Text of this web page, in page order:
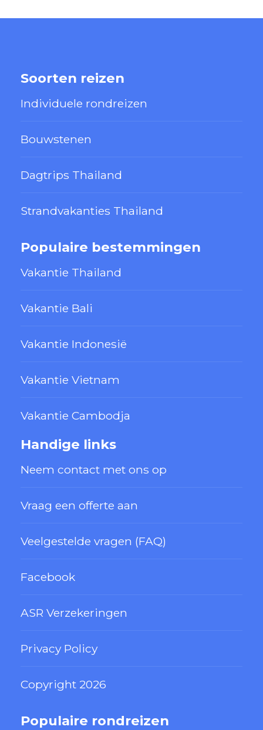
Soorten reizen
Individuele rondreizen
Bouwstenen
Dagtrips Thailand
Strandvakanties Thailand
Populaire bestemmingen
Vakantie Thailand
Vakantie Bali
Vakantie Indonesië
Vakantie Vietnam
Vakantie Cambodja
Handige links
Neem contact met ons op
Vraag een offerte aan
Veelgestelde vragen (FAQ)
Facebook
ASR Verzekeringen
Privacy Policy
Copyright 2026
Populaire rondreizen